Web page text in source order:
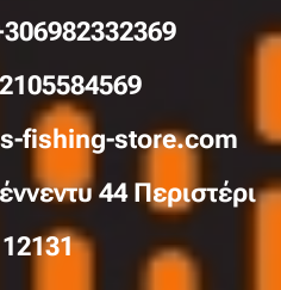
fishing-store.com
44 Περιστέρι